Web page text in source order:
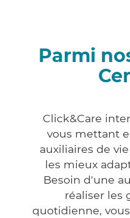
Parmi
Click&Care
vous mettant
auxiliaires de
les mieux
Besoin d'une
réaliser les
quotidienne,